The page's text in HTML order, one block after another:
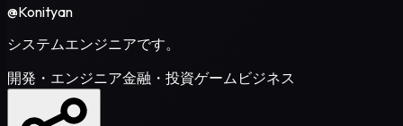
@Konityan
システムエンジニアです。
開発・エンジニア金融・投資ゲーム ビジネス